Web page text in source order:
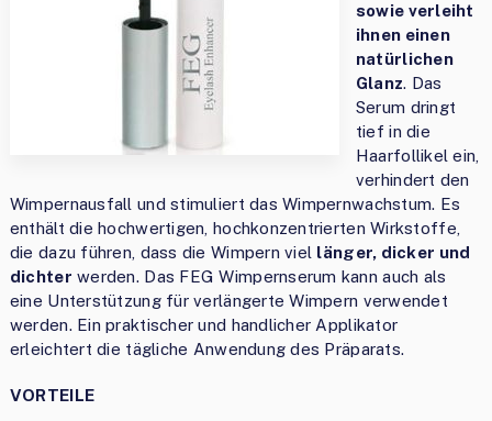
sowie verleiht
ihnen einen
natürlichen
Glanz. Das
Serum dringt
tief in die
Haarfollikel ein,
verhindert den
Wimpernausfall und stimuliert das Wimpernwachstum. Es
enthält die hochwertigen, hochkonzentrierten Wirkstoffe,
die dazu führen, dass die Wimpern viel länger, dicker und
dichter werden. Das FEG Wimpernserum kann auch als
eine Unterstützung für verlängerte Wimpern verwendet
werden. Ein praktischer und handlicher Applikator
erleichtert die tägliche Anwendung des Präparats.
VORTEILE